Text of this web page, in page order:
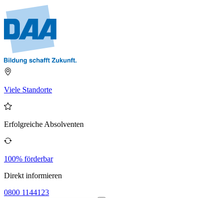
Viele Standorte
Erfolgreiche Absolventen
100% förderbar
Direkt informieren
0800 1144123